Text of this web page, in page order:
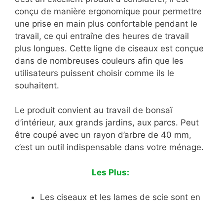
conçu de manière ergonomique pour permettre
une prise en main plus confortable pendant le
travail, ce qui entraîne des heures de travail
plus longues. Cette ligne de ciseaux est conçue
dans de nombreuses couleurs afin que les
utilisateurs puissent choisir comme ils le
souhaitent.
Le produit convient au travail de bonsaï
d’intérieur, aux grands jardins, aux parcs. Peut
être coupé avec un rayon d’arbre de 40 mm,
c’est un outil indispensable dans votre ménage.
Les Plus:
Les ciseaux et les lames de scie sont en